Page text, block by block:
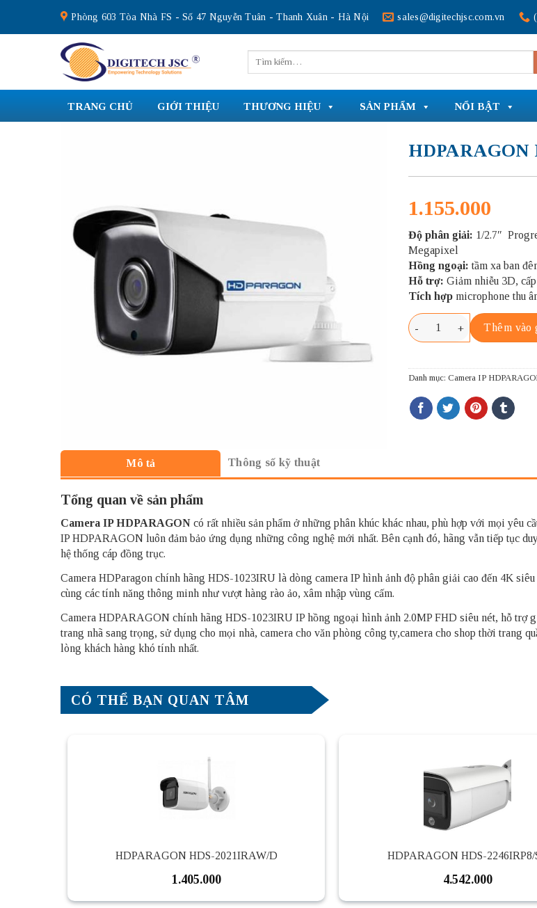
content
Phòng 603 Tòa Nhà FS - Số 47 Nguyễn Tuân - Thanh Xuân - Hà Nội sales@digitechjsc.com.vn
kiếm:
TRANG CHỦ GIỚI THIỆU THƯƠNG HIỆU SẢN PHẨM NỔI BẬT
HDPARAGON
1.155.000
Độ phân giải: 1/2.7″
Megapixel
Hồng ngoại: tầm xa ban
Hỗ trợ: Giảm nhiễu 3D,
Tích hợp microphone thu
HDPARAGON HDS-1023IRU
Thêm vào
Danh mục: Camera IP
Mô tả Thông số kỹ thuật
Tổng quan về sản phẩm
Camera IP HDPARAGON có rất nhiều sản phẩm ở những phân khúc khác nhau, phù hợp với mọi yêu
IP HDPARAGON luôn đảm bảo ứng dụng những công nghệ mới nhất. Bên cạnh đó, hãng vẫn tiếp tục
hệ thống cáp đồng trục.
Camera HDParagon chính hãng HDS-1023IRU là dòng camera IP hình ảnh độ phân giải cao đến 4K
cùng các tính năng thông minh như vượt hàng rào ảo, xâm nhập vùng cấm.
Camera HDPARAGON chính hãng HDS-1023IRU IP hồng ngoại hình ảnh 2.0MP FHD siêu nét, hỗ trợ
trang nhã sang trọng, sử dụng cho mọi nhà, camera cho văn phòng công ty,camera cho shop thời trang
lòng khách hàng khó tính nhất.
CÓ THỂ BẠN QUAN TÂM
HDPARAGON HDS-2021IRAW/D
1.405.000
HDPARAGON HDS-2246IRP8/
4.542.000